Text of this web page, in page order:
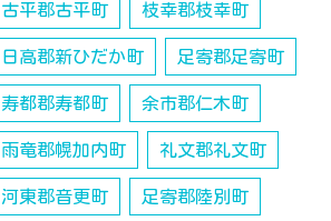
古平郡古平町 枝幸郡枝幸町
日高郡新ひだか町 足寄郡足寄町
寿都郡寿都町 余市郡仁木町
雨竜郡幌加内町 礼文郡礼文町
河東郡音更町 足寄郡陸別町